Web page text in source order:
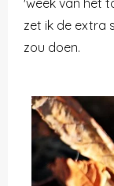
'week van het
zet ik de extra
zou doen.